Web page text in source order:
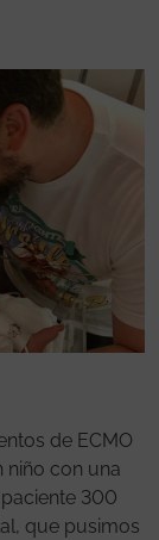
de ECMO
niño con una
300
que pusimos